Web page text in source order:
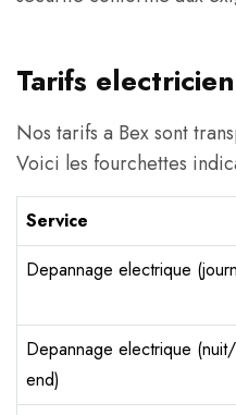
Tarifs
Nos tarifs a Bex sont
Voici les fourchettes
Service
Depannage electrique
Depannage electrique
end)